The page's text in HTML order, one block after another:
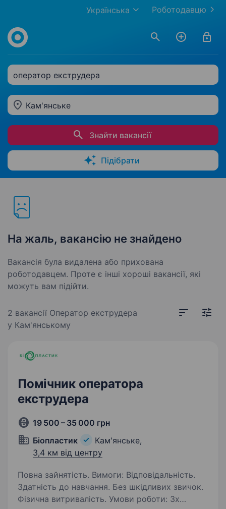
Роботодавцю
Українська
оператор екструдера
Кам'янське
Знайти вакансії
Підібрати
На жаль, вакансію не знайдено
Вакансія була видалена або прихована
роботодавцем. Проте є інші хороші вакансії, які
можуть вам підійти.
2 вакансії Оператор екструдера
у Кам'янському
Помічник оператора
екструдера
19 500 – 35 000 грн
Біопластик
Кам'янське,
3,4 км від центру
Повна зайнятість. Вимоги: Відповідальність.
Здатність до навчання. Без шкідливих звичок.
Фізична витривалість. Умови роботи: 3х